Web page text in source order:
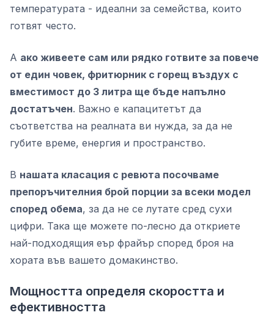
температурата - идеални за семейства, които
готвят често.
А ако живеете сам или рядко готвите за повече
от един човек, фритюрник с горещ въздух с
вместимост до 3 литра ще бъде напълно
достатъчен. Важно е капацитетът да
съответства на реалната ви нужда, за да не
губите време, енергия и пространство.
В нашата класация с ревюта посочваме
препоръчителния брой порции за всеки модел
според обема, за да не се лутате сред сухи
цифри. Така ще можете по-лесно да откриете
най-подходящия еър фрайър според броя на
хората във вашето домакинство.
Мощността определя скоростта и
ефективността